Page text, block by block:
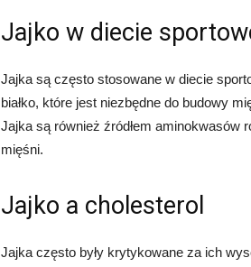
Jajko w diecie
Jajka są często stosowane w diecie
białko, które jest niezbędne do budowy
Jajka są również źródłem aminokwasów
mięśni.
Jajko a cholesterol
Jajka często były krytykowane za ich